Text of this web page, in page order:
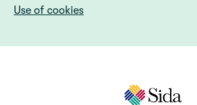
Use of cookies